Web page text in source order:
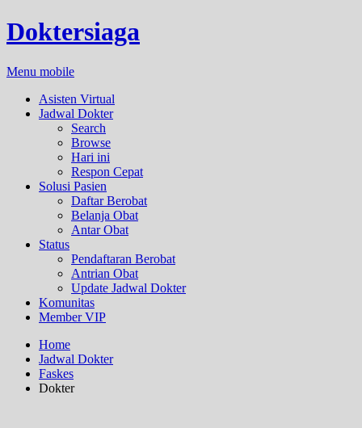
Doktersiaga
Menu mobile
Asisten Virtual
Jadwal Dokter
Search
Browse
Hari ini
Respon Cepat
Solusi Pasien
Daftar Berobat
Belanja Obat
Antar Obat
Status
Pendaftaran Berobat
Antrian Obat
Update Jadwal Dokter
Komunitas
Member VIP
Home
Jadwal Dokter
Faskes
Dokter